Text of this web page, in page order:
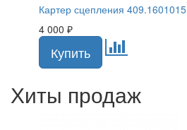
Картер сцепления 409.1601015
4 000 ₽
Хиты продаж